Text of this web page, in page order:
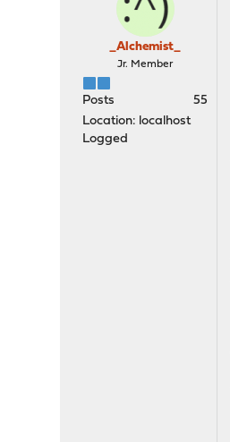
_Alchemist_
Jr. Member
Posts
55
Location: localhost
Logged